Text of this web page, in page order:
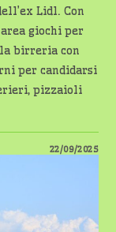
Lidl. Con
giochi per
birreria con
per candidarsi
pizzaioli
22/09/2025